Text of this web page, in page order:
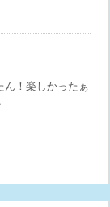
ん！楽しかったぁ